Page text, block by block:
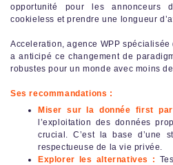
opportunité pour les annonceurs
cookieless et prendre une longueur
Acceleration, agence WPP spécialisée
a anticipé ce changement de
robustes pour un monde avec moins
Ses recommandations :
Miser sur la donnée first
l’exploitation des données
crucial. C’est la base d’une
respectueuse de la vie privée.
Explorer les alternatives :